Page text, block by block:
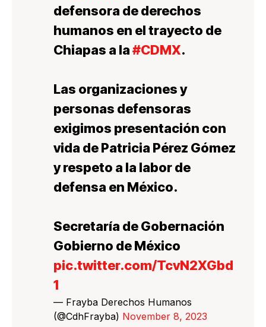
defensora de derechos
humanos en el trayecto de
Chiapas a la#CDMX.
Las organizaciones y
personas defensoras
exigimos presentación con
vida de Patricia Pérez Gómez
y respeto a la labor de
defensa en México.
Secretaría de Gobernación
Gobierno de México
pic.twitter.com/TcvN2XGbd
1
— Frayba Derechos Humanos
(@CdhFrayba) November 8, 2023